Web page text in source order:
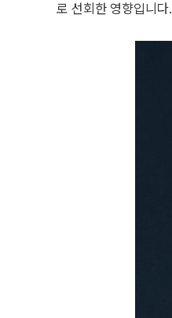
로 선회한 영향입니다.